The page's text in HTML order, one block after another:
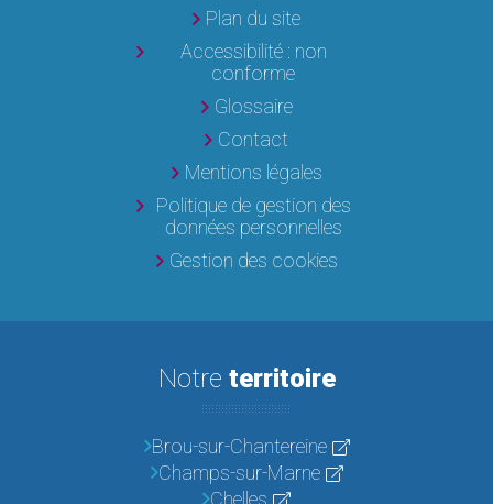
Plan du site
Accessibilité : non
conforme
Glossaire
Contact
Mentions légales
Politique de gestion des
données personnelles
Gestion des cookies
Notre territoire
Brou-sur-Chantereine
Champs-sur-Marne
Chelles